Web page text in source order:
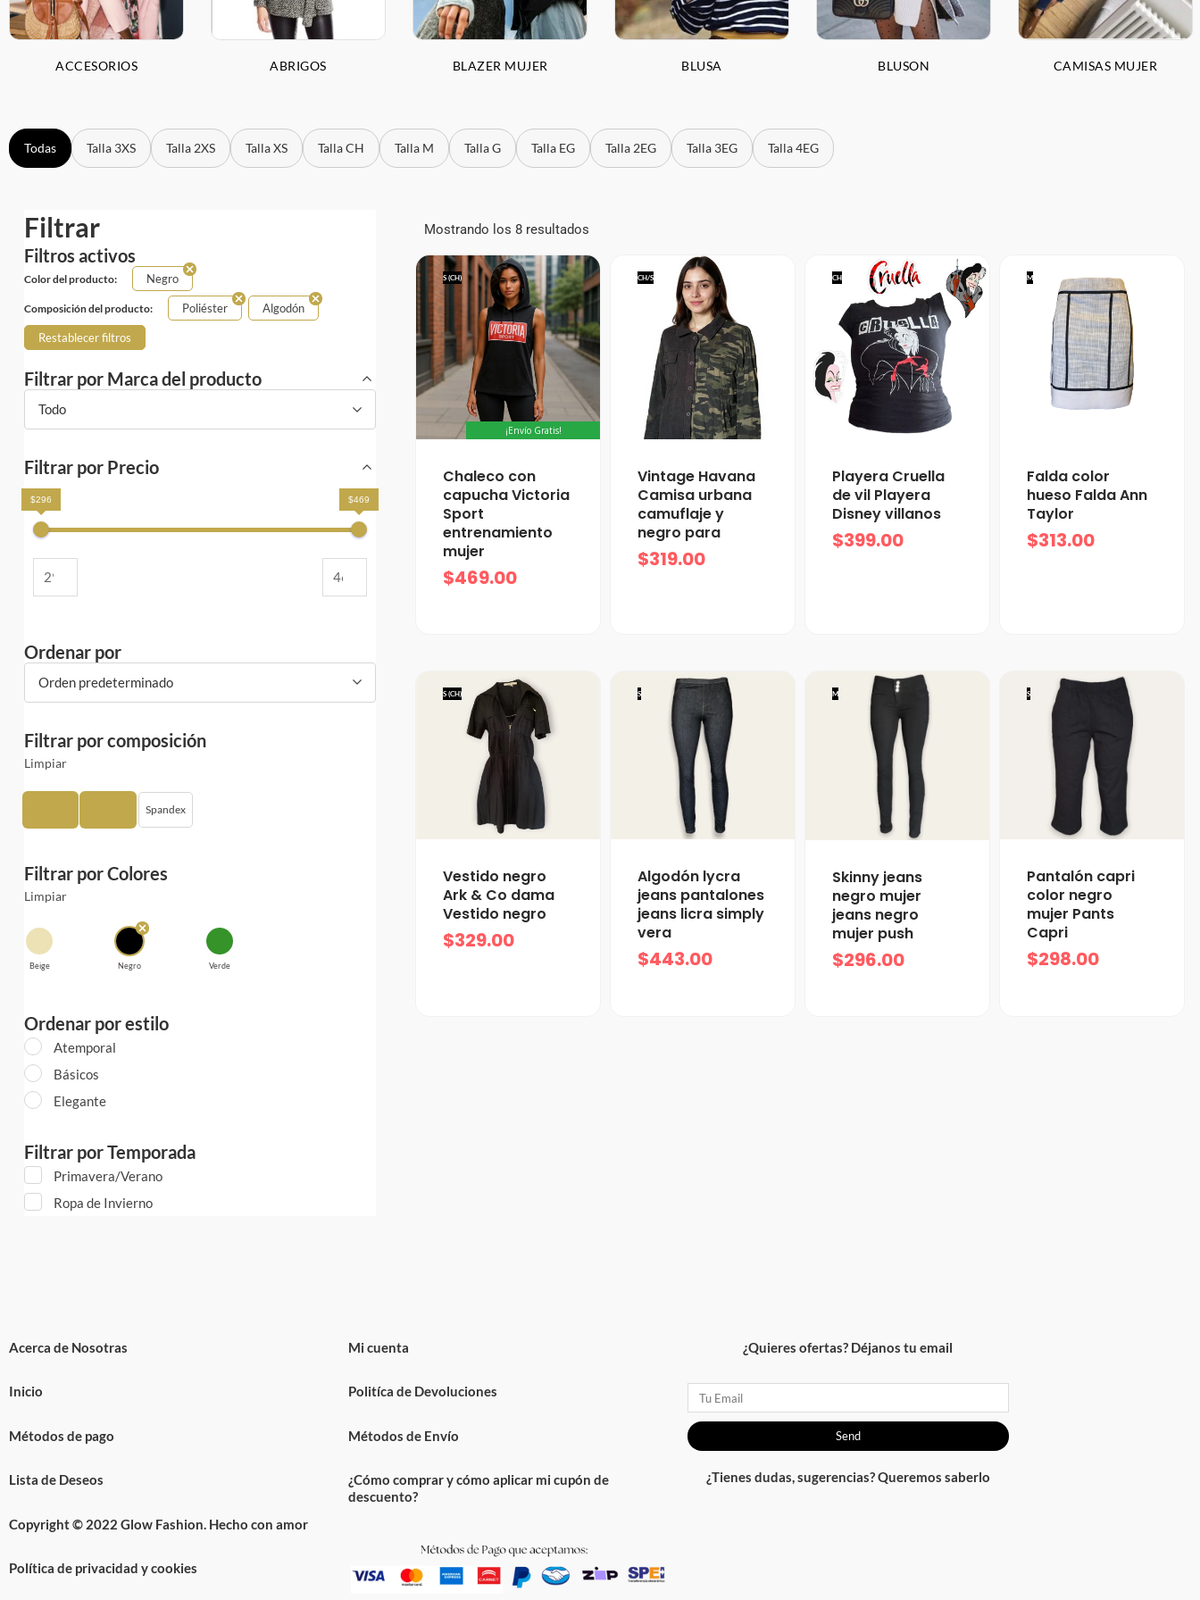
ACCESORIOS ABRIGOS BLAZER MUJER BLUSA BLUSON CAMISAS MUJER
Todas Talla 3XS Talla 2XS Talla XS Talla CH Talla M Talla G Talla EG Talla 2EG Talla 3EG Talla 4EG
Filtrar
Filtros activos
Color del producto: Negro
Composición del producto: Poliéster Algodón
Restablecer filtros
Filtrar por Marca del producto
Todo
Filtrar por Precio
$296 $469
Ordenar por
Orden predeterminado
Filtrar por composición
Limpiar
Spandex
Filtrar por Colores
Limpiar
Beige Negro Verde
Ordenar por estilo
Atemporal
Básicos
Elegante
Filtrar por Temporada
Primavera/Verano
Ropa de Invierno
Mostrando los 8 resultados
S (CH)
¡Envío Gratis!
Chaleco con
capucha Victoria
Sport
entrenamiento
mujer
$469.00
CH/S
Vintage Havana
Camisa urbana
camuflaje y
negro para
$319.00
CH
Playera Cruella
de vil Playera
Disney villanos
$399.00
M
Falda color
hueso Falda Ann
Taylor
$313.00
S (CH)
Vestido negro
Ark & Co dama
Vestido negro
$329.00
S
Algodón lycra
jeans pantalones
jeans licra simply
vera
$443.00
M
Skinny jeans
negro mujer
jeans negro
mujer push
$296.00
S
Pantalón capri
color negro
mujer Pants
Capri
$298.00
Acerca de Nosotras
Inicio
Métodos de pago
Lista de Deseos
Copyright © 2022 Glow Fashion. Hecho con amor
Política de privacidad y cookies
Mi cuenta
Politíca de Devoluciones
Métodos de Envío
¿Cómo comprar y cómo aplicar mi cupón de
descuento?
¿Quieres ofertas? Déjanos tu email
Email
Send
¿Tienes dudas, sugerencias? Queremos saberlo